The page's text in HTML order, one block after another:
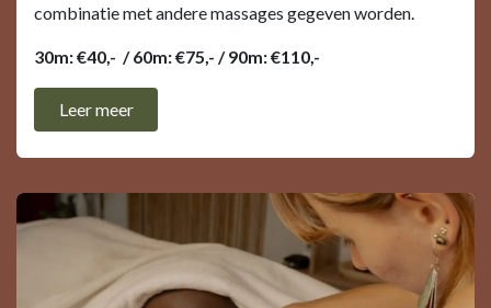
combinatie met andere massages gegeven worden.
30m: €40,- / 60m: €75,- / 90m: €110,-
Leer ​​meer